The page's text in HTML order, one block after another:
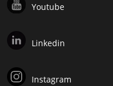
Youtube
Linkedin
Instagram